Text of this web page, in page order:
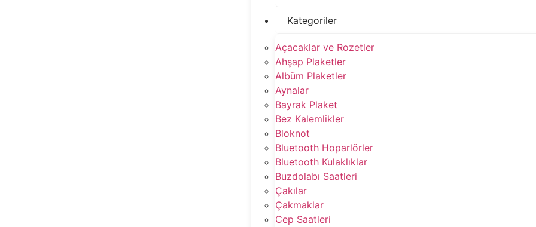
Kategoriler
Açacaklar ve Rozetler
Ahşap Plaketler
Albüm Plaketler
Aynalar
Bayrak Plaket
Bez Kalemlikler
Bloknot
Bluetooth Hoparlörler
Bluetooth Kulaklıklar
Buzdolabı Saatleri
Çakılar
Çakmaklar
Cep Saatleri